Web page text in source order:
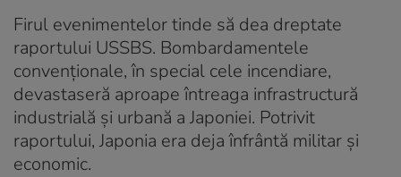
Firul evenimentelor tinde să dea dreptate
raportului USSBS. Bombardamentele
convenționale, în special cele incendiare,
devastaseră aproape întreaga infrastructură
industrială și urbană a Japoniei. Potrivit
raportului, Japonia era deja înfrântă militar și
economic.